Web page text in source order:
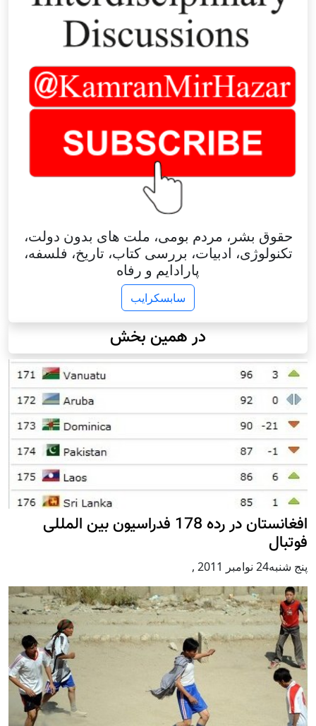
حقوق بشر، مردم بومی، ملت های بدون دولت،
تکنولوژی، ادبیات، بررسی کتاب، تاریخ، فلسفه،
پارادایم و رفاه
سابسکرایب
در همین بخش
افغانستان در رده 178 فدراسیون بین المللی
فوتبال
پنج شنبه24 نوامبر 2011 ,